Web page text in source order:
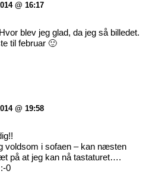
@ 16:17
blev jeg glad, da jeg så billedet.
til februar 🙂
@ 19:58
voldsom i sofaen – kan næsten
på at jeg kan nå tastaturet….
0